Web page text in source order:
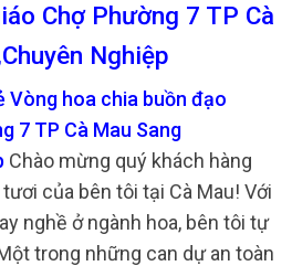
Chợ Phường 7 TP Cà
Nghiệp
Vòng hoa chia buồn đạo
7 TP Cà Mau Sang
Chào mừng quý khách hàng
của bên tôi tại Cà Mau! Với
nghề ở ngành hoa, bên tôi tự
trong những can dự an toàn